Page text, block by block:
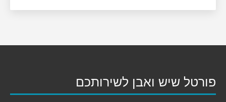
פורטל שיש ואבן לשירותכם